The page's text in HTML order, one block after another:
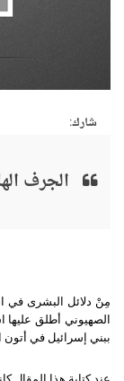
شارك:
الجرف
مِنْ دلائل البشرى في
الصهيوني أطلق عليها
ببني إسرائيل في أتون